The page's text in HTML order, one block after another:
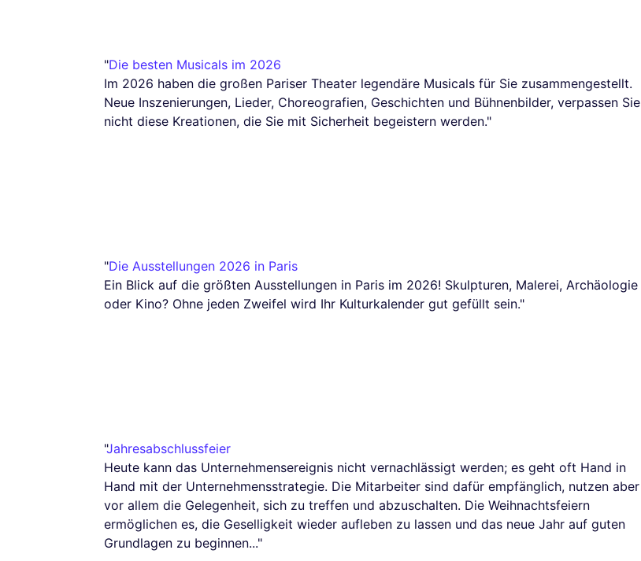
"Die besten Musicals im 2026
Im 2026 haben die großen Pariser Theater legendäre Musicals für Sie zusammengestellt.
Neue Inszenierungen, Lieder, Choreografien, Geschichten und Bühnenbilder, verpassen Sie
nicht diese Kreationen, die Sie mit Sicherheit begeistern werden."
"Die Ausstellungen 2026 in Paris
Ein Blick auf die größten Ausstellungen in Paris im 2026! Skulpturen, Malerei, Archäologie
oder Kino? Ohne jeden Zweifel wird Ihr Kulturkalender gut gefüllt sein."
"Jahresabschlussfeier
Heute kann das Unternehmensereignis nicht vernachlässigt werden; es geht oft Hand in
Hand mit der Unternehmensstrategie. Die Mitarbeiter sind dafür empfänglich, nutzen aber
vor allem die Gelegenheit, sich zu treffen und abzuschalten. Die Weihnachtsfeiern
ermöglichen es, die Geselligkeit wieder aufleben zu lassen und das neue Jahr auf guten
Grundlagen zu beginnen..."